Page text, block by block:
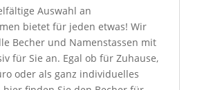
Auswahl an
bietet für jeden etwas! Wir
Becher und Namenstassen mit
für Sie an. Egal ob für Zuhause,
oder als ganz individuelles